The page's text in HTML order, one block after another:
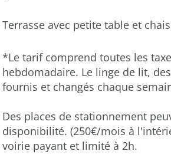
Terrasse avec petite table et
*Le tarif comprend toutes les
hebdomadaire. Le linge de lit,
fournis et changés chaque
Des places de stationnement
disponibilité. (250€/mois à
voirie payant et limité à 2h.